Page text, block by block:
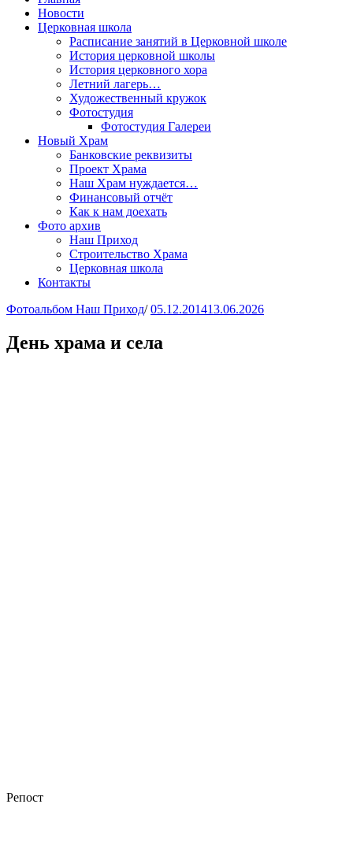
Новости
Церковная школа
Расписание занятий в Церковной школе
История церковной школы
История церковного хора
Летний лагерь…
Художественный кружок
Фотостудия
Фотостудия Галереи
Новый Храм
Банковские реквизиты
Проект Храма
Наш Храм нуждается…
Финансовый отчёт
Как к нам доехать
Фото архив
Наш Приход
Строительство Храма
Церковная школа
Контакты
Фотоальбом Наш Приход/ 05.12.201413.06.2026
День храма и села
Репост